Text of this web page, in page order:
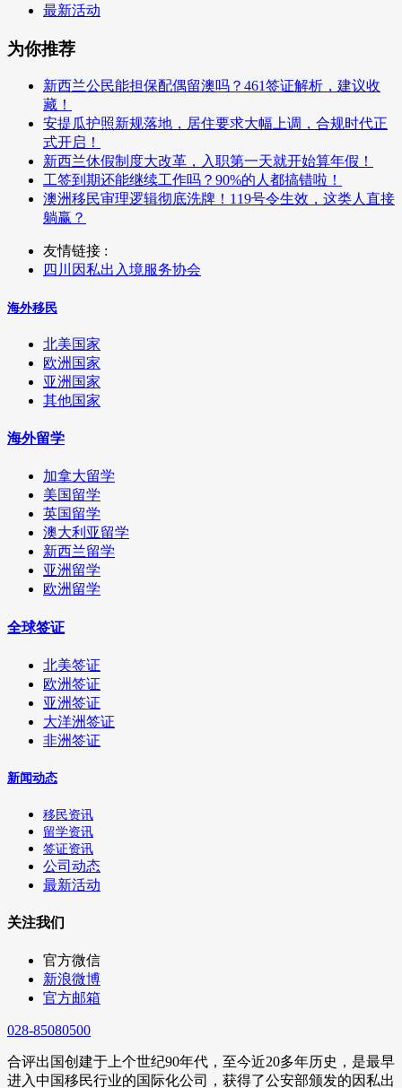
最新活动
为你推荐
新西兰公民能担保配偶留澳吗？461签证解析，建议收
藏！
安提瓜护照新规落地，居住要求大幅上调，合规时代正
式开启！
新西兰休假制度大改革，入职第一天就开始算年假！
工签到期还能继续工作吗？90%的人都搞错啦！
澳洲移民审理逻辑彻底洗牌！119号令生效，这类人直接
躺赢？
友情链接 :
四川因私出入境服务协会
海外移民
北美国家
欧洲国家
亚洲国家
其他国家
海外留学
加拿大留学
美国留学
英国留学
澳大利亚留学
新西兰留学
亚洲留学
欧洲留学
全球签证
北美签证
欧洲签证
亚洲签证
大洋洲签证
非洲签证
新闻动态
移民资讯
留学资讯
签证资讯
公司动态
最新活动
关注我们
官方微信
新浪微博
官方邮箱
028-85080500
合评出国创建于上个世纪90年代，至今近20多年历史，是最早
进入中国移民行业的国际化公司，获得了公安部颁发的因私出